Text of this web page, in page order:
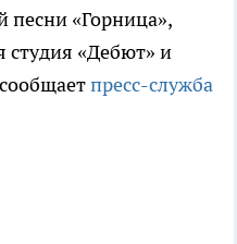
песни «Горница»,
студия «Дебют» и
пресс-служба